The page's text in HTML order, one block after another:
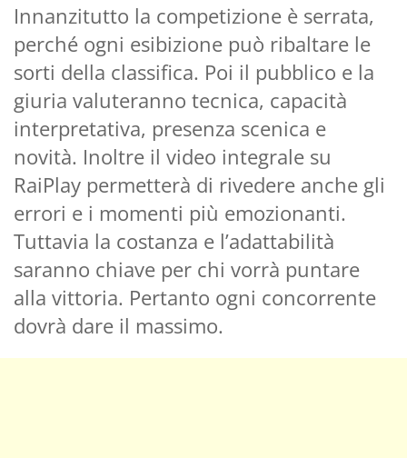
Innanzitutto la competizione è serrata,
perché ogni esibizione può ribaltare le
sorti della classifica. Poi il pubblico e la
giuria valuteranno tecnica, capacità
interpretativa, presenza scenica e
novità. Inoltre il video integrale su
RaiPlay permetterà di rivedere anche gli
errori e i momenti più emozionanti.
Tuttavia la costanza e l’adattabilità
saranno chiave per chi vorrà puntare
alla vittoria. Pertanto ogni concorrente
dovrà dare il massimo.